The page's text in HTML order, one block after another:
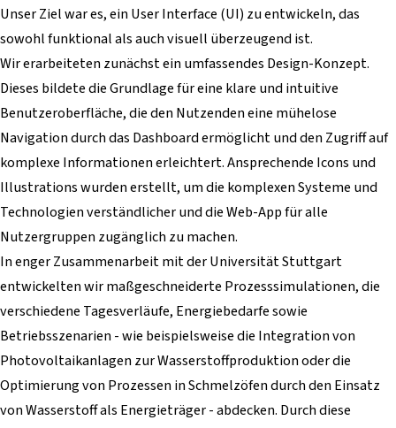
Unser Ziel war es, ein User Interface (UI) zu entwickeln, das
sowohl funktional als auch visuell überzeugend ist.
Wir erarbeiteten zunächst ein umfassendes Design-Konzept.
Dieses bildete die Grundlage für eine klare und intuitive
Benutzeroberfläche, die den Nutzenden eine mühelose
Navigation durch das Dashboard ermöglicht und den Zugriff auf
komplexe Informationen erleichtert. Ansprechende Icons und
Illustrations wurden erstellt, um die komplexen Systeme und
Technologien verständlicher und die Web-App für alle
Nutzergruppen zugänglich zu machen.
In enger Zusammenarbeit mit der Universität Stuttgart
entwickelten wir maßgeschneiderte Prozesssimulationen, die
verschiedene Tagesverläufe, Energiebedarfe sowie
Betriebsszenarien - wie beispielsweise die Integration von
Photovoltaikanlagen zur Wasserstoffproduktion oder die
Optimierung von Prozessen in Schmelzöfen durch den Einsatz
von Wasserstoff als Energieträger - abdecken. Durch diese